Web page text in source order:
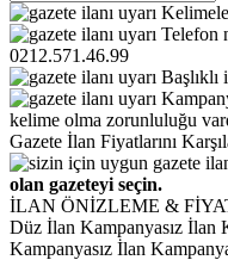
Telefon
0212.571.46.99
kelime olma zorunluluğu
Gazete İlan Fiyatlarını
olan gazeteyi seçin.
İLAN ÖNİZLEME &
Düz İlan Kampanyasız İlan
Kampanyasız İlan